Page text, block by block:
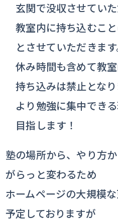
玄関で没収させていた
教室内に持ち込むこ
とさせていただきます
休み時間も含めて教
持ち込みは禁止となり
より勉強に集中でき
目指します！
塾の場所から、やり方か
がらっと変わるため
ホームページの大規模
予定しておりますが